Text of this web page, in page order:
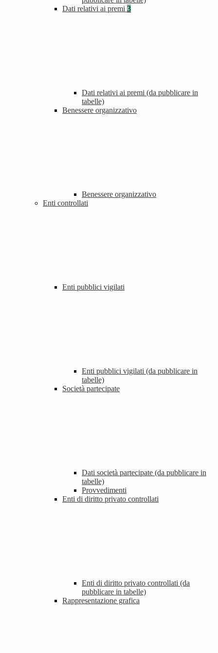
Dati relativi ai premi 3
Dati relativi ai premi (da pubblicare in
tabelle)
Benessere organizzativo
Benessere organizzativo
Enti controllati
Enti pubblici vigilati
Enti pubblici vigilati (da pubblicare in
tabelle)
Società partecipate
Dati società partecipate (da pubblicare in
tabelle)
Provvedimenti
Enti di diritto privato controllati
Enti di diritto privato controllati (da
pubblicare in tabelle)
Rappresentazione grafica